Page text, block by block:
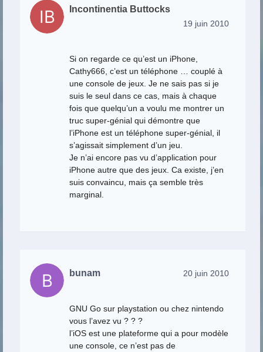
Incontinentia Buttocks
19 juin 2010
Si on regarde ce qu’est un iPhone,
Cathy666, c’est un téléphone … couplé à
une console de jeux. Je ne sais pas si je
suis le seul dans ce cas, mais à chaque
fois que quelqu’un a voulu me montrer un
truc super-génial qui démontre que
l’iPhone est un téléphone super-génial, il
s’agissait simplement d’un jeu.
Je n’ai encore pas vu d’application pour
iPhone autre que des jeux. Ca existe, j’en
suis convaincu, mais ça semble très
marginal.
bunam 20 juin 2010
GNU Go sur playstation ou chez nintendo
vous l’avez vu ? ? ?
l’iOS est une plateforme qui a pour modèle
une console, ce n’est pas de